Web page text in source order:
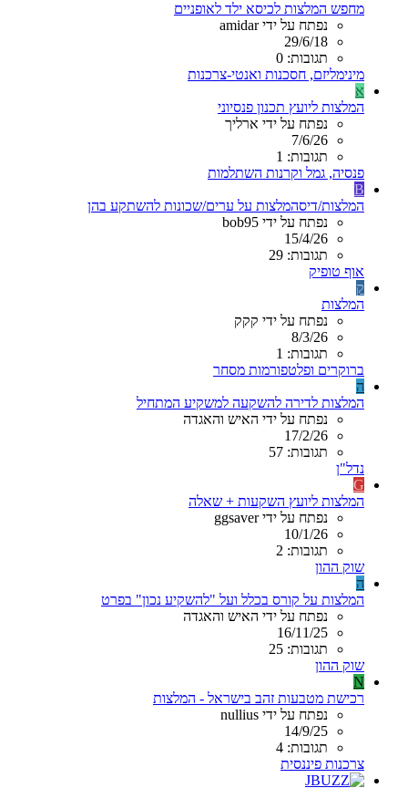
מחפש המלצות לכיסא ילד לאופניים
נפתח על ידי amidar
29/6/18
תגובות: 0
מינימליזם, חסכנות ואנטי-צרכנות
א
המלצות ליועץ תכנון פנסיוני
נפתח על ידי ארליך
7/6/26
תגובות: 1
פנסיה, גמל וקרנות השתלמות
B
המלצות/דיסהמלצות על ערים/שכונות להשתקע בהן
נפתח על ידי bob95
15/4/26
תגובות: 29
אוף טופיק
ק
המלצות
נפתח על ידי קקק
8/3/26
תגובות: 1
ברוקרים ופלטפורמות מסחר
ה
המלצות לדירה להשקעה למשקיע המתחיל
נפתח על ידי האיש והאגדה
17/2/26
תגובות: 57
נדל"ן
G
המלצות ליועץ השקעות + שאלה
נפתח על ידי ggsaver
10/1/26
תגובות: 2
שוק ההון
ה
המלצות על קורס בכלל ועל "להשקיע נכון" בפרט
נפתח על ידי האיש והאגדה
16/11/25
תגובות: 25
שוק ההון
N
רכישת מטבעות זהב בישראל - המלצות
נפתח על ידי nullius
14/9/25
תגובות: 4
צרכנות פיננסית